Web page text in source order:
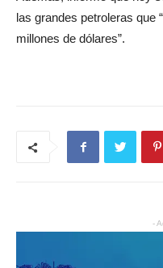
las grandes petroleras que
millones de dólares”.
-